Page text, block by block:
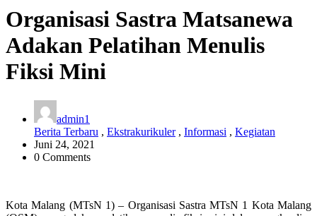
Organisasi Sastra Matsanewa
Adakan Pelatihan Menulis
Fiksi Mini
admin1
Berita Terbaru , Ekstrakurikuler, Informasi , Kegiatan
Juni 24, 2021
0 Comments
Kota Malang (MTsN 1) – Organisasi Sastra MTsN 1 Kota Malang